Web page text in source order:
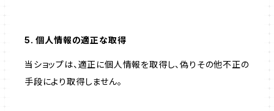
5. 個人情報の適正な取得
当ショップは、適正に個人情報を取得し、偽りその他不正の
手段により取得しません。